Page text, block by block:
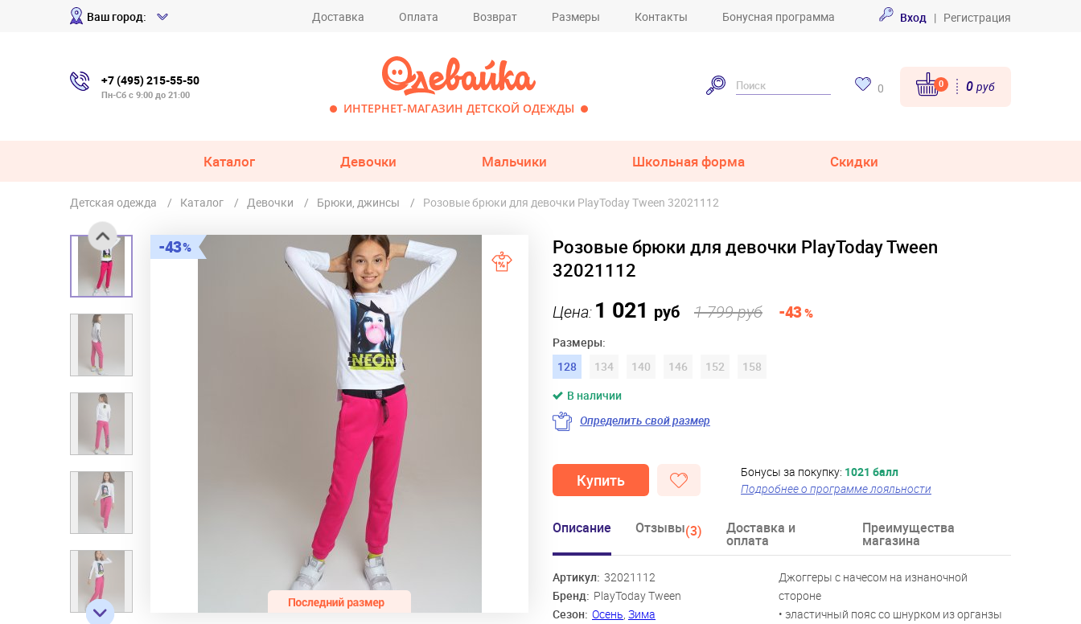
Ваш город: Доставка Оплата Возврат Размеры Контакты Бонусная программа Вход | Регистрация
+7 (495) 215-55-50
Пн-Сб с 9:00 до 21:00
ИНТЕРНЕТ-МАГАЗИН ДЕТСКОЙ ОДЕЖДЫ
0 0 0 руб
Каталог Девочки Мальчики Школьная форма Скидки
Детская одежда Каталог Девочки Брюки, джинсы Розовые брюки для девочки PlayToday Tween 32021112
43
Розовые брюки для девочки PlayToday Tween
32021112
Цена:1 021 руб 1 799 руб -43%
Размеры:
128
134 140 146 152
158
В наличии
Определить свой размер
Бонусы за покупку: 1021 балл
Подробнее о программе лояльности
Купить
Описание Отзывы(3) Доставка и
оплата
Преимущества
магазина
Артикул: 32021112
Бренд: PlayToday Tween
Сезон: Осень, Зима
Джоггеры с начесом на изнаночной
стороне
• эластичный пояс со шнурком из органзы